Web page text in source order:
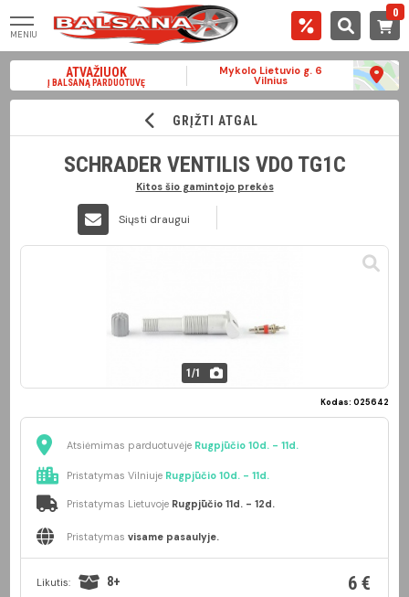
MENIU
0
ATVAŽIUOK
Į BALSANĄ PARDUOTUVĘ
Mykolo Lietuvio g. 6
Vilnius
GRĮŽTI ATGAL
SCHRADER VENTILIS VDO TG1C
Kitos šio gamintojo prekės
Siųsti draugui
1 /1
Kodas: 025642
Atsiėmimas parduotuvėje Rugpjūčio 10d. - 11d.
Pristatymas Vilniuje Rugpjūčio 10d. - 11d.
Pristatymas Lietuvoje Rugpjūčio 11d. - 12d.
Pristatymas visame pasaulyje.
Likutis: 8+ 6 €